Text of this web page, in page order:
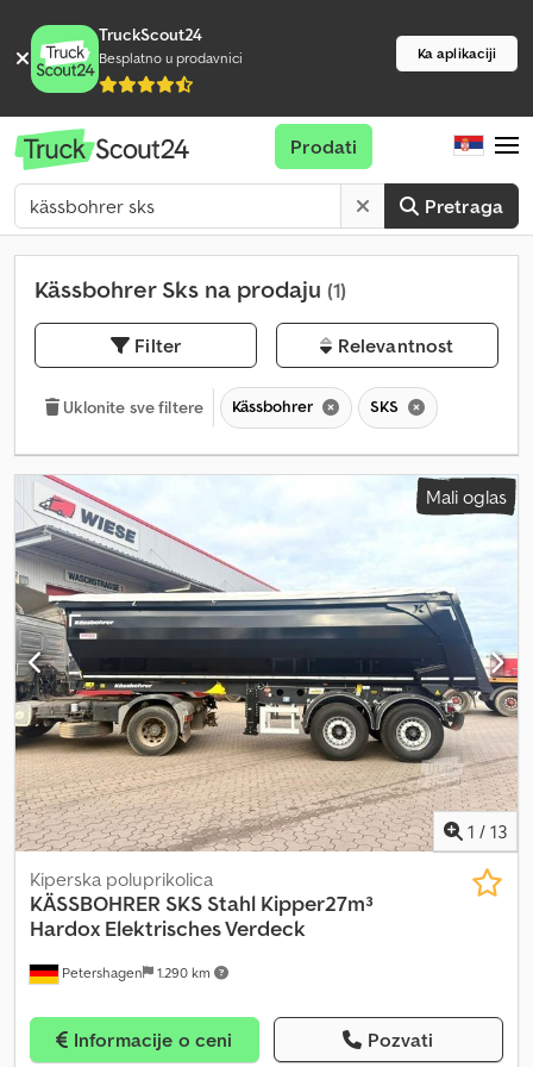
TruckScout24
Besplatno u prodavnici Ka aplikaciji
Pretraga
Prodati
Kässbohrer Sks na prodaju (1)
Filter Relevantnost
Uklonite sve filtere Kässbohrer SKS
Mali oglas
1 / 13
Petershagen 1.290 km
Kiperska poluprikolica
KÄSSBOHRER SKS Stahl Kipper27m³
Hardox Elektrisches Verdeck
Informacije o ceni Pozvati